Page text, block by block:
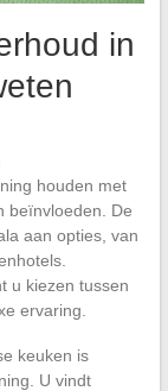
in
houden met
beïnvloeden. De
aan opties, van
u kiezen tussen
ervaring.
keuken is
U vindt